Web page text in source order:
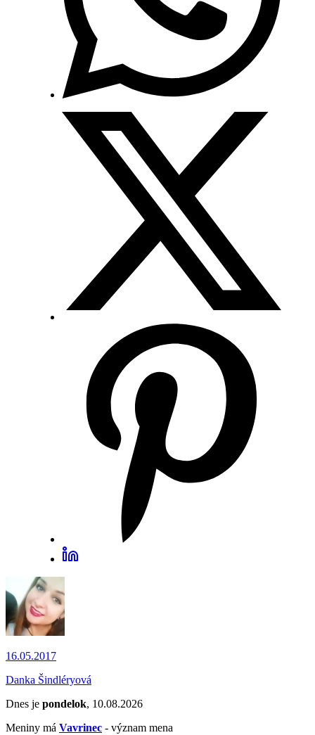
16.05.2017
Danka Šindléryová
Dnes je pondelok, 10.08.2026
Meniny má Vavrinec - význam mena